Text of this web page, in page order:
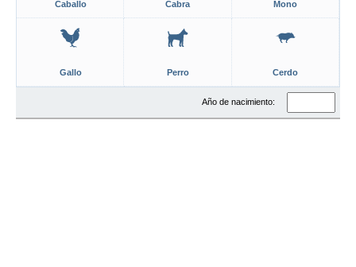
Caballo Cabra Mono
Gallo Perro Cerdo
Año de nacimiento: